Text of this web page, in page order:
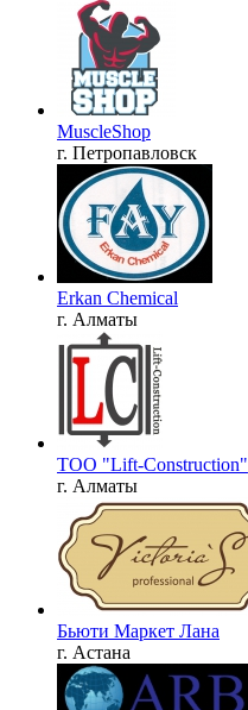
MuscleShop
г. Петропавловск
Erkan Chemical
г. Алматы
TOO "Lift-Construction"
г. Алматы
Бьюти Маркет Лана
г. Астана